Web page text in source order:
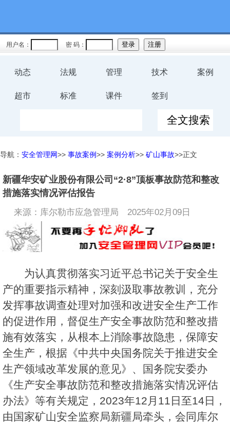
用户名： 密 码：
动态 法规 管理 技术 案例
超市 标准 课件 签到
导航： 安全管理网>> 事故案例>> 案例分析>> 矿山事故>>正文
新疆华安矿业股份有限公司“2·8”顶板事故防范和整改
措施落实情况评估报告
来源：库尔勒市应急管理局 2025年02月09日
为认真贯彻落实习近平总书记关于安全生
产的重要指示精神，深刻汲取事故教训，充分
发挥事故调查处理对加强和改进安全生产工作
的促进作用，督促生产安全事故防范和整改措
施有效落实，从根本上消除事故隐患，保障安
全生产，根据《中共中央国务院关于推进安全
生产领域改革发展的意见》、国务院安委办
《生产安全事故防范和整改措施落实情况评估
办法》等有关规定，2023年12月11日至14日，
由国家矿山安全监察局新疆局牵头，会同库尔